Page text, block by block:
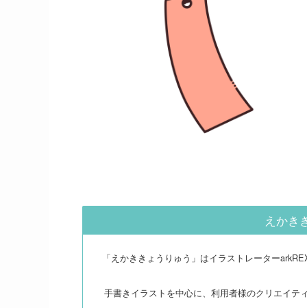
えかき
「えかききょうりゅう」はイラストレーター
手書きイラストを中心に、利用者様のクリエイテ